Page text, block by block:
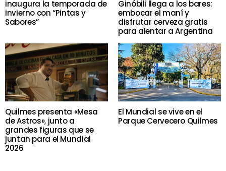
inaugura la temporada de
invierno con “Pintas y
Sabores”
Ginóbili llega a los bares:
embocar el maní y
disfrutar cerveza gratis
para alentar a Argentina
Quilmes presenta «Mesa
de Astros», junto a
grandes figuras que se
juntan para el Mundial
2026
El Mundial se vive en el
Parque Cervecero Quilmes